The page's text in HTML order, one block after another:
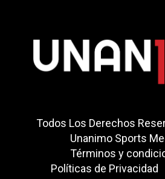
Todos Los Derechos
Unanimo Sports
Términos y
Políticas de Privacidad